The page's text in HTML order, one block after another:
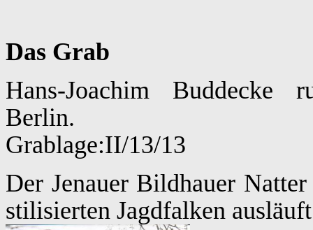
Das Grab
Hans-Joachim
Der Jenauer Bildhauer
stilisierten